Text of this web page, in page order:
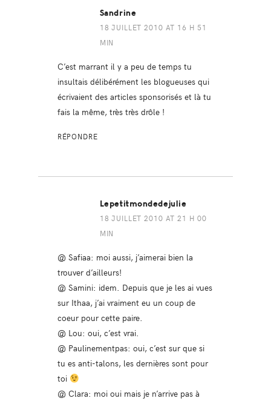
Sandrine
18 JUILLET 2010 AT 16 H 51
MIN
C’est marrant il y a peu de temps tu
insultais délibérément les blogueuses qui
écrivaient des articles sponsorisés et là tu
fais la même, très très drôle !
RÉPONDRE
Lepetitmondedejulie
18 JUILLET 2010 AT 21 H 00
MIN
@ Safiaa: moi aussi, j’aimerai bien la
trouver d’ailleurs!
@ Samini: idem. Depuis que je les ai vues
sur Ithaa, j’ai vraiment eu un coup de
coeur pour cette paire.
@ Lou: oui, c’est vrai.
@ Paulinementpas: oui, c’est sur que si
tu es anti-talons, les dernières sont pour
toi
@ Clara: moi oui mais je n’arrive pas à